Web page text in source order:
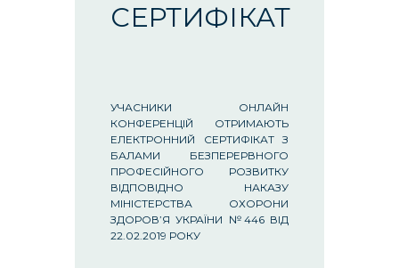
СЕРТИФІКАТ
УЧАСНИКИ ОНЛАЙН
КОНФЕРЕНЦІЙ ОТРИМАЮТЬ
ЕЛЕКТРОННИЙ СЕРТИФІКАТ З
БАЛАМИ БЕЗПЕРЕРВНОГО
ПРОФЕСІЙНОГО РОЗВИТКУ
ВІДПОВІДНО НАКАЗУ
МІНІСТЕРСТВА ОХОРОНИ
ЗДОРОВ’Я УКРАЇНИ №446 ВІД
22.02.2019 РОКУ